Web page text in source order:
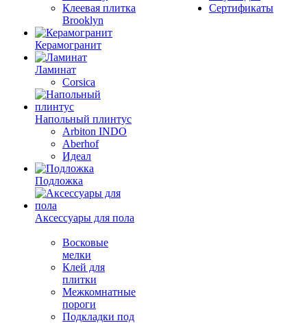
Клеевая плитка
Brooklyn
Керамогранит
Ламинат
Corsica
Напольный плинтус
Arbiton INDO
Aberhof
Идеал
Подложка
Аксессуары для пола
Восковые
мелки
Клей для
плитки
Межкомнатные
пороги
Подкладки под
Сертификаты